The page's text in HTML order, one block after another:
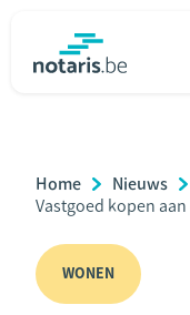
gaanRelatie &
Erven & schenken
Home
Nieuws
Current
Vastgoed kopen
WONEN